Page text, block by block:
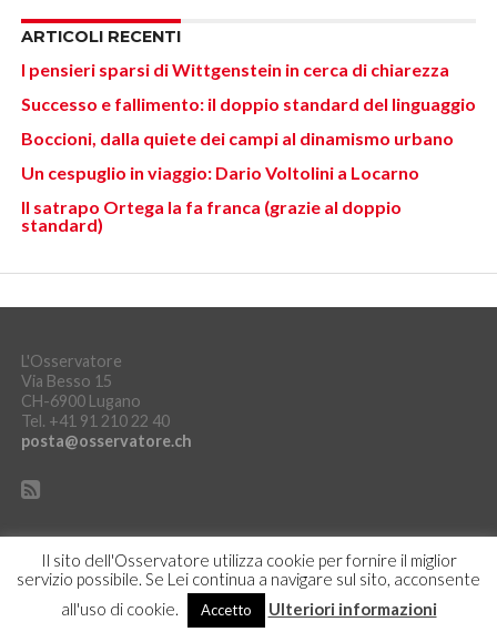
ARTICOLI RECENTI
I pensieri sparsi di Wittgenstein in cerca di chiarezza
Successo e fallimento: il doppio standard del linguaggio
Boccioni, dalla quiete dei campi al dinamismo urbano
Un cespuglio in viaggio: Dario Voltolini a Locarno
Il satrapo Ortega la fa franca (grazie al doppio
standard)
L'Osservatore
Via Besso 15
CH-6900 Lugano
Tel. +41 91 210 22 40
posta@osservatore.ch
DICHIARAZIONE SULLA PROTEZIONE DEI DATI ACCEDI
Il sito dell'Osservatore utilizza cookie per fornire il miglior
servizio possibile. Se Lei continua a navigare sul sito, acconsente
all'uso di cookie.
Accetto Ulteriori informazioni